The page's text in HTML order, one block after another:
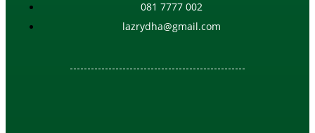
081 7777 002
lazrydha@gmail.com